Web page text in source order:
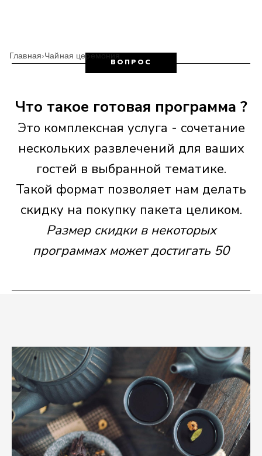
ВОПРОС
Что такое готовая программа ?
Это комплексная услуга - сочетание
нескольких развлечений для ваших
гостей в выбранной тематике.
Такой формат позволяет нам делать
скидку на покупку пакета целиком.
Размер скидки в некоторых
программах может достигать 50
Главная›Чайная церемония